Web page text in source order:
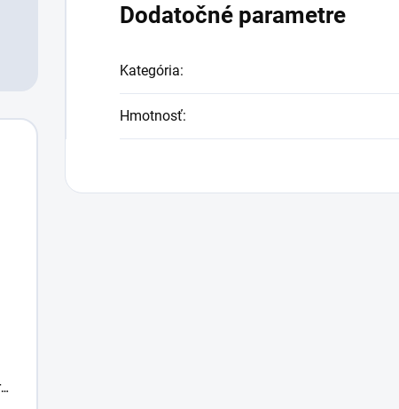
MASÁŽNE LEŽADLO WK-F024 TORAC ELEKTRICKÉ
Dodatočné parametre
Kategória:
Hmotnosť: